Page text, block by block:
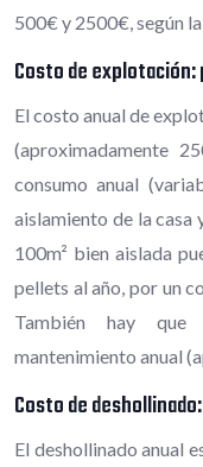
500€ y 2500€, según
Costo de
El costo anual de
(aproximadamente
consumo anual
aislamiento de la casa
100m² bien aislada
pellets al año, por un
También hay
mantenimiento anual
Costo de
El deshollinado anual